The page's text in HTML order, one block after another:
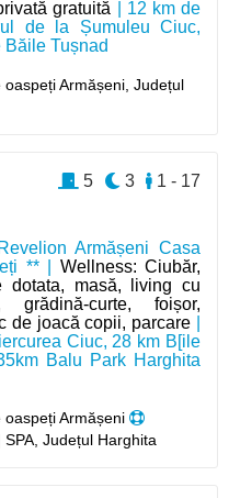
gratuită | 12 km de
de la Șumuleu Ciuc,
Băile Tușnad
oaspeți Armășeni,Județul
Armășeni Casa
** | Wellness: Ciubăr,
dotata, masă, living cu
grădină-curte, foișor,
de joacă copii, parcare
Ciuc, 28 km B[ile
Balu Park Harghita
oaspeți Armășeni
SPA, Județul Harghita
1 - 17
3
5